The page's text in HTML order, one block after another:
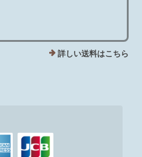
詳しい送料はこちら